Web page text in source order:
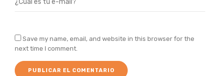
Save my name, email, and website in this browser for the
next time I comment.